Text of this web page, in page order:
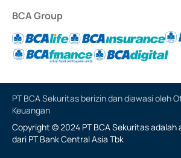
BCA Group
PT BCA Sekuritas berizin dan diawasi oleh
Keuangan
Copyright © 2024 PT BCA Sekuritas adalah
dari PT Bank Central Asia Tbk